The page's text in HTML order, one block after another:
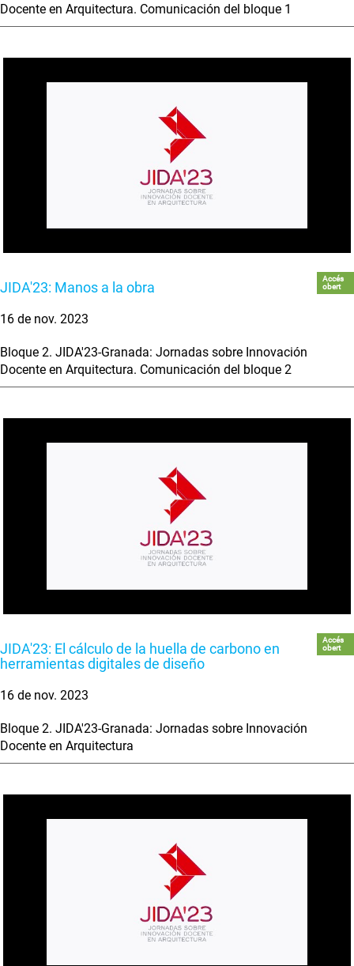
Docente en Arquitectura. Comunicación del bloque 1
JIDA'23: Manos a la obra
Accés
obert
16 de nov. 2023
Bloque 2. JIDA'23-Granada: Jornadas sobre Innovación
Docente en Arquitectura. Comunicación del bloque 2
JIDA'23: El cálculo de la huella de carbono en
herramientas digitales de diseño
Accés
obert
16 de nov. 2023
Bloque 2. JIDA'23-Granada: Jornadas sobre Innovación
Docente en Arquitectura